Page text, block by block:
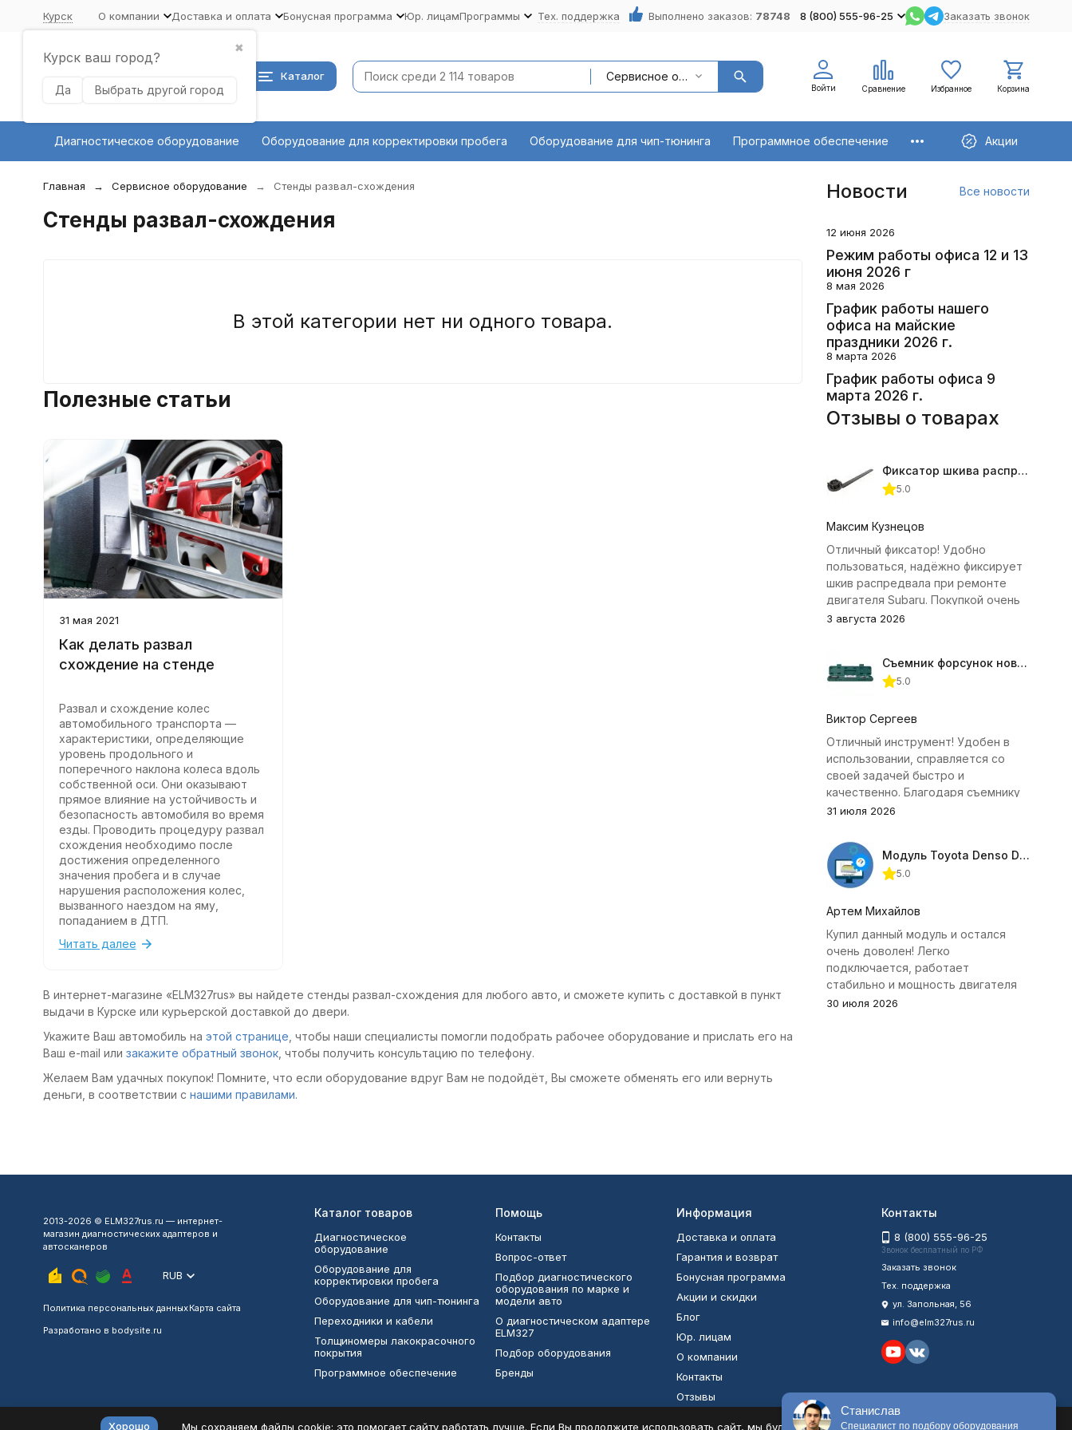
Курск
✖
Курск ваш город?
Да Выбрать другой город
О компании Доставка и оплата Бонусная программа Юр. лицамПрограммы Тех. поддержка Выполнено заказов: 78748 8 (800) 555-96-25 Заказать звонок
Каталог Сервисное оборудование
Войти Сравнение Избранное Корзина
Диагностическое оборудование Оборудование для корректировки пробега Оборудование для чип-тюнинга Программное обеспечение Акции
Главная Сервисное оборудование Стенды развал-схождения
Стенды развал-схождения
В этой категории нет ни одного товара.
Полезные статьи
31 мая 2021
Как делать развал
схождение на стенде
Развал и схождение колес
автомобильного транспорта —
характеристики, определяющие
уровень продольного и
поперечного наклона колеса вдоль
собственной оси. Они оказывают
прямое влияние на устойчивость и
безопасность автомобиля во время
езды. Проводить процедуру развал
схождения необходимо после
достижения определенного
значения пробега и в случае
нарушения расположения колес,
вызванного наездом на яму,
попаданием в ДТП.
Читать далее
В интернет-магазине «ELM327rus» вы найдете стенды развал-схождения для любого авто, и сможете купить с доставкой в пункт
выдачи в Курске или курьерской доставкой до двери.
Укажите Ваш автомобиль на этой странице , чтобы наши специалисты помогли подобрать рабочее оборудование и прислать его на
Ваш e-mail или закажите обратный звонок, чтобы получить консультацию по телефону.
Желаем Вам удачных покупок! Помните, что если оборудование вдруг Вам не подойдёт, Вы сможете обменять его или вернуть
деньги, в соответствии с нашими правилами.
Новости Все новости
12 июня 2026
Режим работы офиса 12 и 13
июня 2026 г
8 мая 2026
График работы нашего
офиса на майские
праздники 2026 г.
8 марта 2026
График работы офиса 9
марта 2026 г.
Отзывы о товарах
Фиксатор шкива распредвала (Subaru) JTC-4409
5.0
Максим Кузнецов
Отличный фиксатор! Удобно
пользоваться, надёжно фиксирует
шкив распредвала при ремонте
двигателя Subaru. Покупкой очень
доволен.
3 августа 2026
Съемник форсунок новых дизельных двигателей Jonnesway
5.0
Виктор Сергеев
Отличный инструмент! Удобен в
использовании, справляется со
своей задачей быстро и
качественно. Благодаря съемнику
удалось избежать лишних хлопот с
цилиндров.
31 июля 2026
Модуль Toyota Denso Diesel 2.8D для ChipTuningPRO
5.0
Артем Михайлов
Купил данный модуль и остался
очень доволен! Легко
подключается, работает
стабильно и мощность двигателя
заметно увеличилась. Рекомендую
30 июля 2026
2013-2026 © ELM327rus.ru — интернет-
магазин диагностических адаптеров и
автосканеров
RUB
Политика персональных данныхКарта сайта
Разработано в bodysite.ru
Каталог товаров
Диагностическое
оборудование
Оборудование для
корректировки пробега
Оборудование для чип-тюнинга
Переходники и кабели
Толщиномеры лакокрасочного
покрытия
Программное обеспечение
Помощь
Контакты
Вопрос-ответ
Подбор диагностического
оборудования по марке и
модели авто
О диагностическом адаптере
ELM327
Подбор оборудования
Бренды
Информация
Доставка и оплата
Гарантия и возврат
Бонусная программа
Акции и скидки
Блог
Юр. лицам
О компании
Контакты
Отзывы
Контакты
8 (800) 555-96-25
Звонок бесплатный по РФ
Заказать звонок
Тех. поддержка
ул. Запольная, 56
info@elm327rus.ru
Хорошо Мы сохраняем файлы cookie: это помогает сайту работать лучше. Если Вы продолжите использовать сайт, мы будем считать, что Вас это устраивает.
Станислав
Специалист по подбору оборудования